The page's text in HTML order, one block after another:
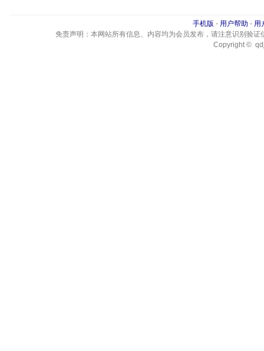
手机版 - 用户帮助 - 用
免责声明：本网站所有信息、内容均为会员发布，请注意识别验
Copyright ©